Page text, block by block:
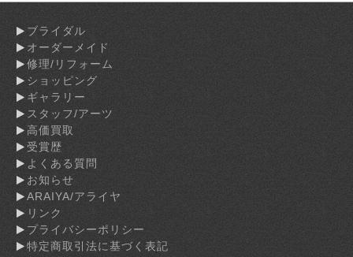
ブライダル
オーダーメイド
修理/リフォーム
ショッピング
ギャラリー
スタッフ/アーツ
高価買取
受賞歴
よくある質問
お知らせ
ARAIYA/アライヤ
リンク
プライバシーポリシー
特定商取引法に基づく表記